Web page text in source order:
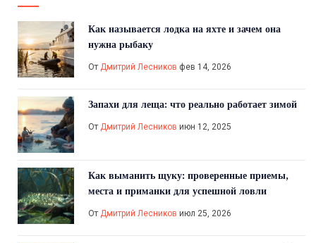
Как называется лодка на яхте и зачем она
нужна рыбаку
От Дмитрий Лесников фев 14, 2026
Запахи для леща: что реально работает зимой
От Дмитрий Лесников июн 12, 2025
Как выманить щуку: проверенные приемы,
места и приманки для успешной ловли
От Дмитрий Лесников июл 25, 2026